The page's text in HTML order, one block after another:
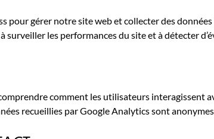
gérer notre site web et collecter des données
surveiller les performances du site et à détecter
comment les utilisateurs interagissent
recueillies par Google Analytics sont